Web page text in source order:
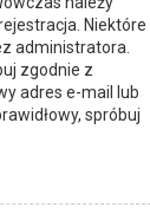
Niektóre
administratora.
zgodnie z
adres e-mail lub
spróbuj